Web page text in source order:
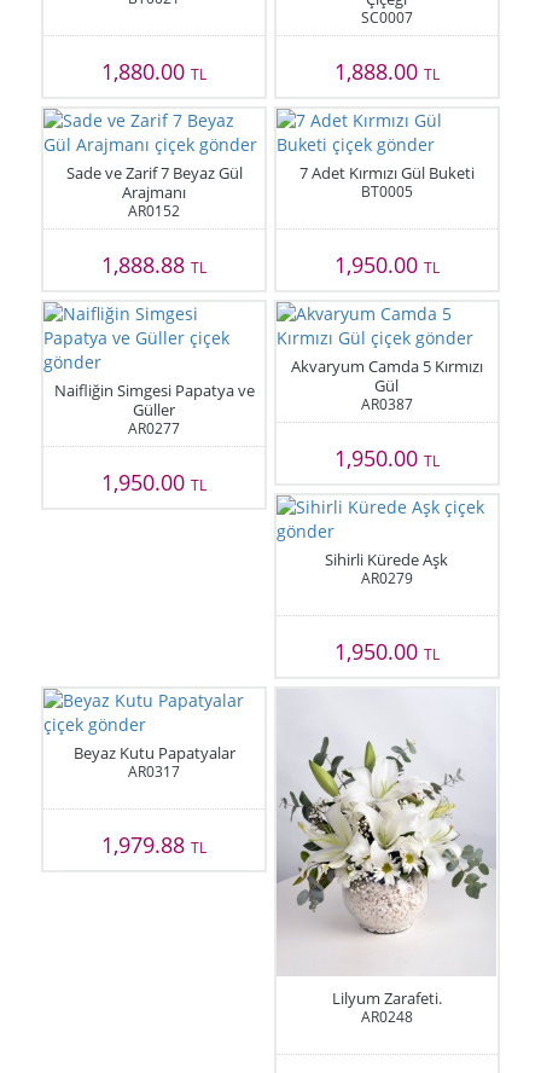
1,880.00TL
SC0007
1,888.00 TL
Sade ve Zarif 7 Beyaz Gül
Arajmanı
AR0152
1,888.88TL
7 Adet Kırmızı Gül Buketi
BT0005
1,950.00 TL
Naifliğin Simgesi Papatya ve
Güller
AR0277
1,950.00TL
Akvaryum Camda 5 Kırmızı
Gül
AR0387
1,950.00 TL
Sihirli Kürede Aşk
AR0279
1,950.00 TL
Beyaz Kutu Papatyalar
AR0317
1,979.88TL
Lilyum Zarafeti.
AR0248